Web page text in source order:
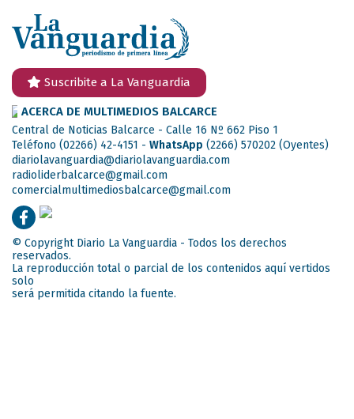
Suscribite a La Vanguardia
ACERCA DE MULTIMEDIOS BALCARCE
Central de Noticias Balcarce - Calle 16 Nº 662 Piso 1
Teléfono (02266) 42-4151 - WhatsApp (2266) 570202 (Oyentes)
diariolavanguardia@diariolavanguardia.com
radioliderbalcarce@gmail.com
comercialmultimediosbalcarce@gmail.com
© Copyright Diario La Vanguardia - Todos los derechos
reservados.
La reproducción total o parcial de los contenidos aquí vertidos
solo
será permitida citando la fuente.